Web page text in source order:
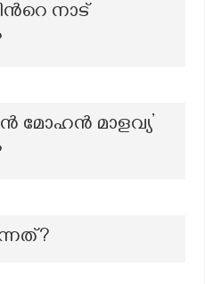
നാട്
മോഹൻ മാളവ്യ’